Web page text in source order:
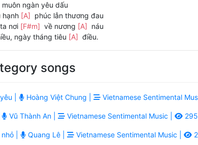
ngàn yêu dấu
hạnh [A] phúc lẫn thương đau
ta nơi [F#m] về nương [A] náu
ngày tháng tiêu [A] điều.
songs
| Hoàng Việt Chung | Vietnamese Sentimental
Vũ Thành An | Vietnamese Sentimental Music |
| Quang Lê | Vietnamese Sentimental Music |